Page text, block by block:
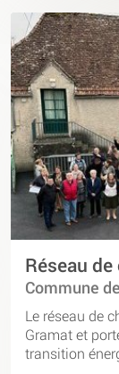
Réseau
Commune
Le réseau de
Gramat et
transition